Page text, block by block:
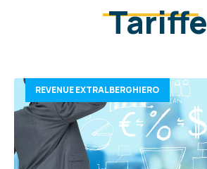
Tariffe
REVENUE EXTRALBERGHIERO